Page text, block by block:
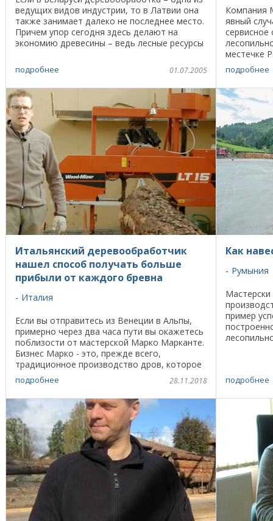
ведущих видов индустрии, то в Латвии она
также занимает далеко не последнее место.
Причем упор сегодня здесь делают на
экономию древесины – ведь лесные ресурсы
подробнее 01.07.2005
Компания
явный
местечке
подробнее
Итальянский деревообработчик
нашел способ получать больше
прибыли от каждого бревна
Италия
Если вы отправитесь из Венеции в Альпы,
примерно через два часа пути вы окажетесь
поблизости от мастерской Марко Марканте.
Бизнес Марко - это, прежде всего,
традиционное производство дров, которое
его отец начал почти 30 лет назад. Но так
как ...
подробнее 28.11.2018
Как
Румыния
пример
подробнее